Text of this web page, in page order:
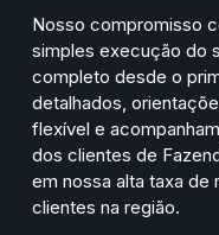
Nosso compromisso
simples execução do
completo desde o
detalhados,
flexível e
dos clientes de
em nossa alta taxa
clientes na região.